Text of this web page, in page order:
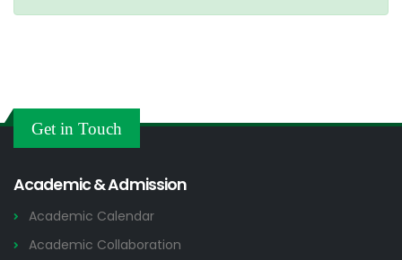
Get in Touch
Academic & Admission
Academic Calendar
Academic Collaboration